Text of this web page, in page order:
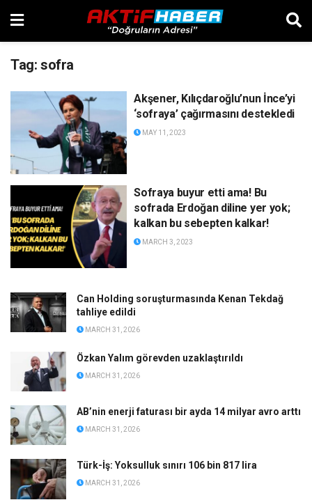
Tag: sofra
Akşener, Kılıçdaroğlu’nun İnce’yi
‘sofraya’ çağırmasını destekledi
MAY 11, 2023
Sofraya buyur etti ama! Bu
sofrada Erdoğan diline yer yok;
kalkan bu sebepten kalkar!
MARCH 3, 2023
Can Holding soruşturmasında Kenan Tekdağ
tahliye edildi
MARCH 31, 2026
Özkan Yalım görevden uzaklaştırıldı
MARCH 31, 2026
AB’nin enerji faturası bir ayda 14 milyar avro arttı
MARCH 31, 2026
Türk-İş: Yoksulluk sınırı 106 bin 817 lira
MARCH 31, 2026